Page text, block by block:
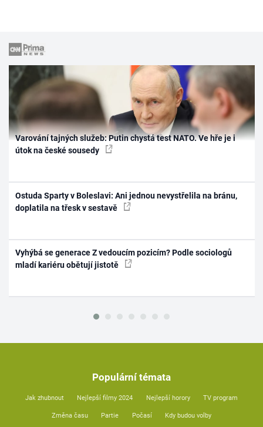
Varování tajných služeb: Putin chystá test NATO. Ve hře je i
útok na české sousedy
Ostuda Sparty v Boleslavi: Ani jednou nevystřelila na bránu,
doplatila na třesk v sestavě
Vyhýbá se generace Z vedoucím pozicím? Podle sociologů
mladí kariéru obětují jistotě
Populární témata
Jak zhubnout Nejlepší filmy 2024 Nejlepší horory TV program
Změna času Partie Počasí Kdy budou volby